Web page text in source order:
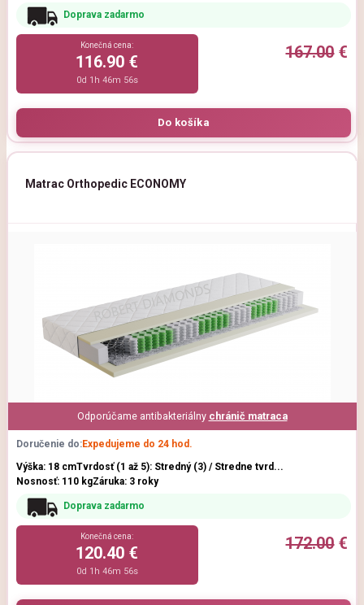
Doprava zadarmo
167.00€
Konečná cena:
116.90 €
0d 1h 46m 54s
Matrac Orthopedic ECONOMY
Odporúčame antibakteriálny chránič matraca
Doručenie do:Expedujeme do 24 hod.
Výška: 18 cmTvrdosť (1 až 5): Stredný (3) / Stredne tvrd...
Nosnosť: 110 kgZáruka: 3 roky
Doprava zadarmo
172.00€
Konečná cena:
120.40 €
0d 1h 46m 54s